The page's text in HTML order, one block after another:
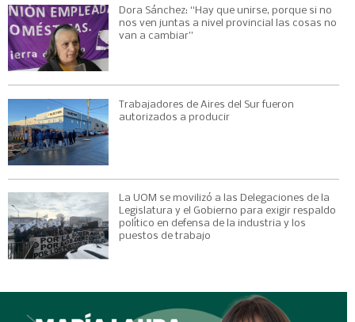
Dora Sánchez: “Hay que unirse, porque si no
nos ven juntas a nivel provincial las cosas no
van a cambiar”
Trabajadores de Aires del Sur fueron
autorizados a producir
La UOM se movilizó a las Delegaciones de la
Legislatura y el Gobierno para exigir respaldo
político en defensa de la industria y los
puestos de trabajo